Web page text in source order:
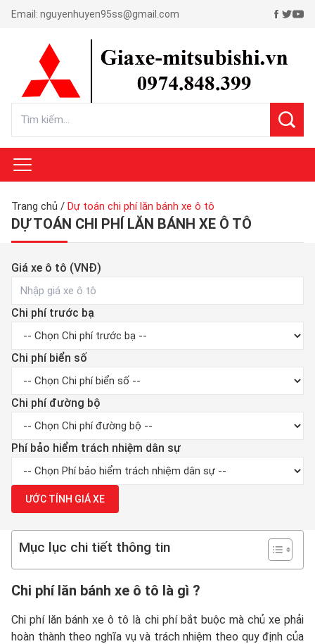
Email: nguyenhuyen95ss@gmail.com
Trang chủ / Dự toán chi phí lăn bánh xe ô tô
DỰ TOÁN CHI PHÍ LĂN BÁNH XE Ô TÔ
Giá xe ô tô (VNĐ)
Chi phí trước bạ
Chi phí biển số
Chi phí đường bộ
Phí bảo hiểm trách nhiệm dân sự
ƯỚC TÍNH GIÁ XE
Mục lục chi tiết thông tin
Chi phí lăn bánh xe ô tô là gì ?
Chi phí lăn bánh xe ô tô là chi phí bắt buộc mà chủ xe phải
hoàn thành theo nghĩa vụ và trách nhiệm theo quy định của